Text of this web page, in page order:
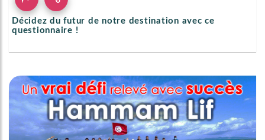
Décidez du futur de notre destination avec ce
questionnaire !